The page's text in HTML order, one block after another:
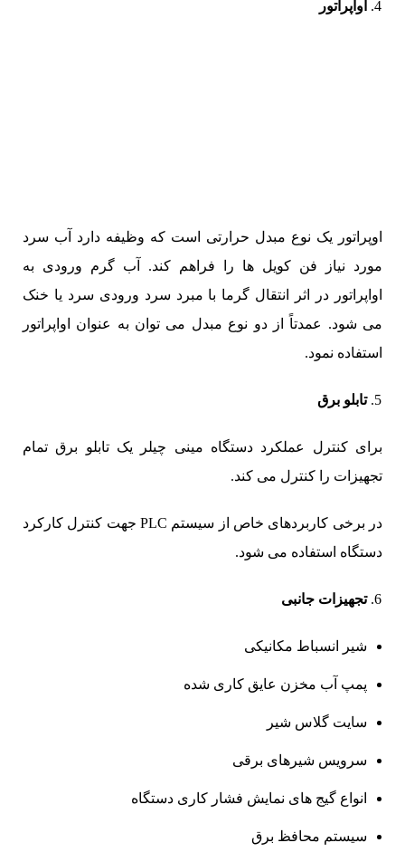
اواپراتور
اوپراتور یک نوع مبدل حرارتی است که وظیفه دارد آب سرد
مورد نیاز فن کویل ها را فراهم کند. آب گرم ورودی به
اواپراتور در اثر انتقال گرما با مبرد سرد ورودی سرد یا خنک
می شود. عمدتاً از دو نوع مبدل می توان به عنوان اواپراتور
استفاده نمود.
تابلو برق
برای کنترل عملکرد دستگاه مینی چیلر یک تابلو برق تمام
تجهیزات را کنترل می کند.
در برخی کاربردهای خاص از سیستم PLC جهت کنترل کارکرد
دستگاه استفاده می شود.
تجهیزات جانبی
شیر انسباط مکانیکی
پمپ آب مخزن عایق کاری شده
سایت گلاس شیر
سرویس شیرهای برقی
انواع گیج های نمایش فشار کاری دستگاه
سیستم محافظ برق